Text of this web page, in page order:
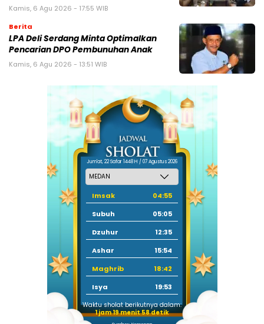
Kamis, 6 Agu 2026 - 17:55 WIB
Berita
LPA Deli Serdang Minta Optimalkan
Pencarian DPO Pembunuhan Anak
Kamis, 6 Agu 2026 - 13:51 WIB
Jum'at, 22 Safar 1448 H / 07 Agustus 2026
Imsak
04:55
Subuh
05:05
Dzuhur
12:35
Ashar
15:54
Maghrib
18:42
Isya
19:53
Waktu sholat berikutnya dalam:
1 jam 19 menit 57 detik